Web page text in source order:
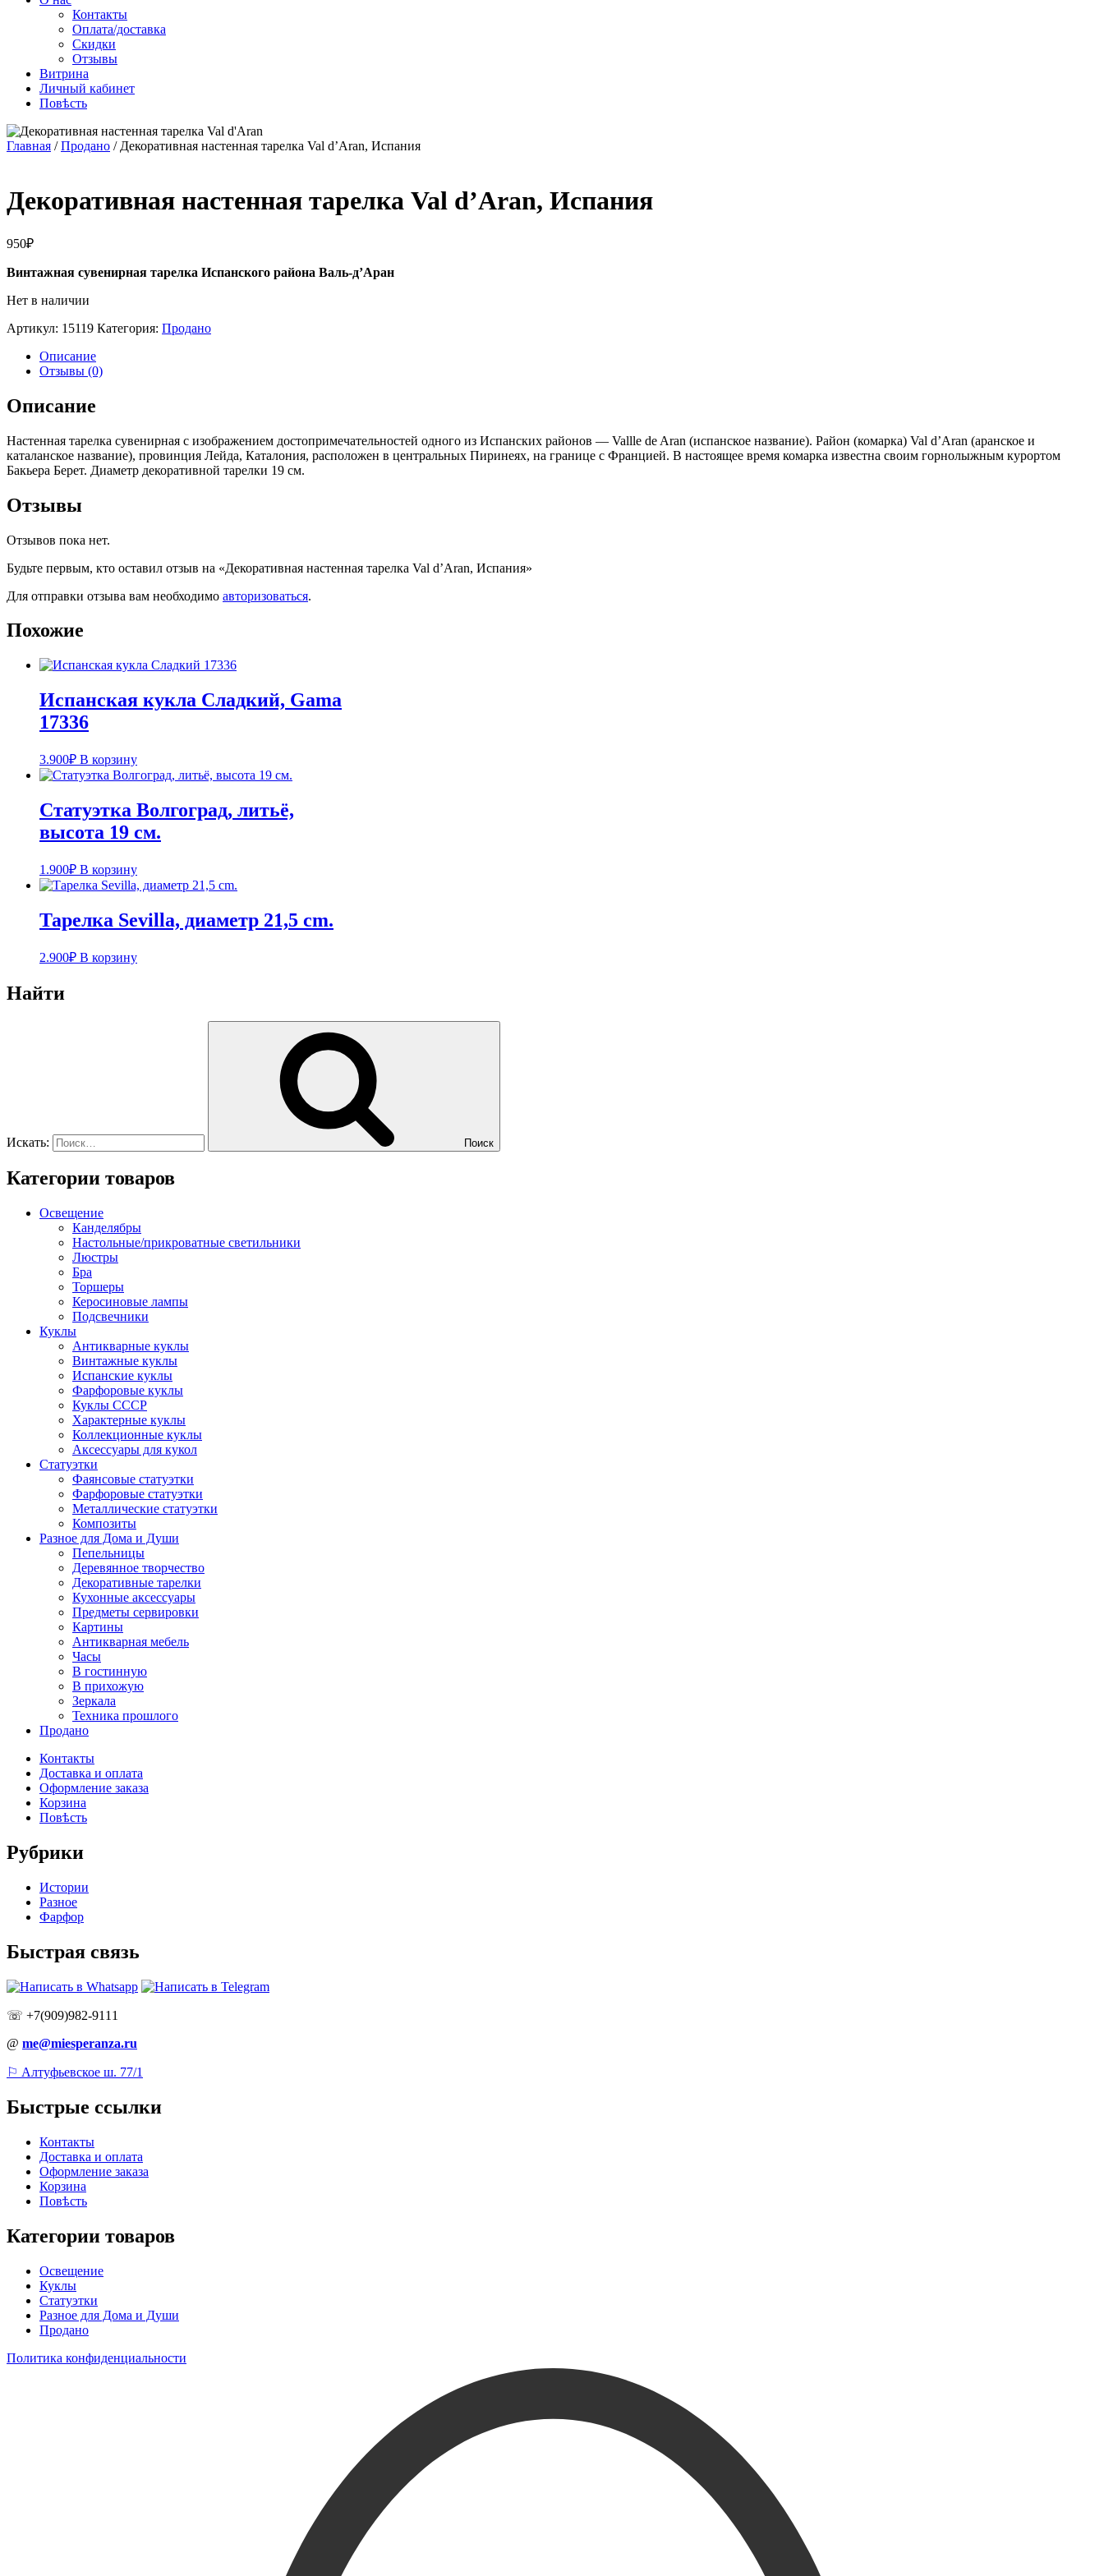
Контакты
Оплата/доставка
Скидки
Отзывы
Витрина
Личный кабинет
Повѣсть
Главная /Продано / Декоративная настенная тарелка Val d’Aran, Испания
Декоративная настенная тарелка Val d’Aran, Испания
950₽
Винтажная сувенирная тарелка Испанского района Валь-д’Аран
Нет в наличии
Артикул: 15119 Категория: Продано
Описание
Отзывы (0)
Описание
Настенная тарелка сувенирная с изображением достопримечательностей одного из Испанских районов — Vallle de Aran (испанское название). Район (комарка) Val d’Aran (аранское и
каталанское название), провинция Лейда, Каталония, расположен в центральных Пиринеях, на границе с Францией. В настоящее время комарка известна своим горнолыжным курортом
Бакьера Берет. Диаметр декоративной тарелки 19 см.
Отзывы
Отзывов пока нет.
Будьте первым, кто оставил отзыв на «Декоративная настенная тарелка Val d’Aran, Испания»
Для отправки отзыва вам необходимо авторизоваться.
Похожие
Испанская кукла Cладкий, Gama
17336
3.900₽ В корзину
Статуэтка Волгоград, литьё,
высота 19 см.
1.900₽ В корзину
Тарелка Sevilla, диаметр 21,5 cm.
2.900₽ В корзину
Найти
Искать: Поиск
Категории товаров
Освещение
Канделябры
Настольные/прикроватные светильники
Люстры
Бра
Торшеры
Керосиновые лампы
Подсвечники
Куклы
Антикварные куклы
Винтажные куклы
Испанские куклы
Фарфоровые куклы
Куклы СССР
Характерные куклы
Коллекционные куклы
Аксессуары для кукол
Статуэтки
Фаянсовые статуэтки
Фарфоровые статуэтки
Металлические статуэтки
Композиты
Разное для Дома и Души
Пепельницы
Деревянное творчество
Декоративные тарелки
Кухонные аксессуары
Предметы сервировки
Картины
Антикварная мебель
Часы
В гостинную
В прихожую
Зеркала
Техника прошлого
Продано
Контакты
Доставка и оплата
Оформление заказа
Корзина
Повѣсть
Рубрики
Истории
Разное
Фарфор
Быстрая связь
☏ +7(909)982-9111
@ me@miesperanza.ru
⚐ Алтуфьевское ш. 77/1
Быстрые ссылки
Контакты
Доставка и оплата
Оформление заказа
Корзина
Повѣсть
Категории товаров
Освещение
Куклы
Статуэтки
Разное для Дома и Души
Продано
Политика конфиденциальности